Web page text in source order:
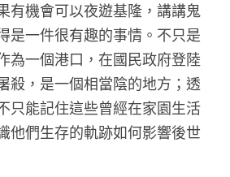
有機會可以夜遊基隆，講講鬼
是一件很有趣的事情。不只是
為一個港口，在國民政府登陸
殺，是一個相當陰的地方；透
只能記住這些曾經在家園生活
他們生存的軌跡如何影響後世